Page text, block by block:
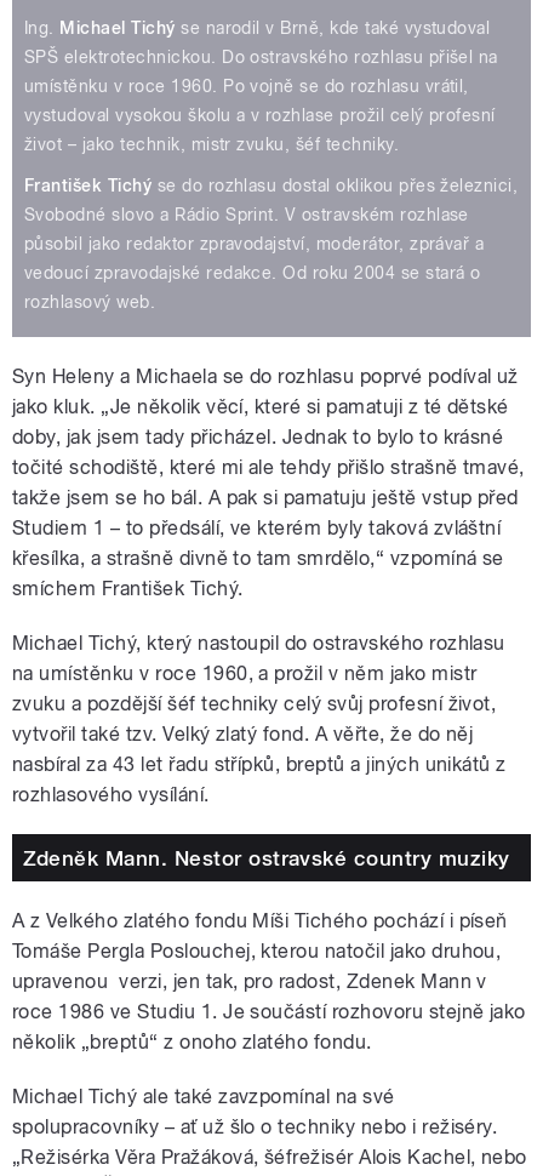
Ing. Michael Tichý se narodil v Brně, kde také vystudoval
SPŠ elektrotechnickou. Do ostravského rozhlasu přišel na
umístěnku v roce 1960. Po vojně se do rozhlasu vrátil,
vystudoval vysokou školu a v rozhlase prožil celý profesní
život – jako technik, mistr zvuku, šéf techniky.
František Tichý se do rozhlasu dostal oklikou přes železnici,
Svobodné slovo a Rádio Sprint. V ostravském rozhlase
působil jako redaktor zpravodajství, moderátor, zprávař a
vedoucí zpravodajské redakce. Od roku 2004 se stará o
rozhlasový web.
Syn Heleny a Michaela se do rozhlasu poprvé podíval už
jako kluk. „Je několik věcí, které si pamatuji z té dětské
doby, jak jsem tady přicházel. Jednak to bylo to krásné
točité schodiště, které mi ale tehdy přišlo strašně tmavé,
takže jsem se ho bál. A pak si pamatuju ještě vstup před
Studiem 1 – to předsálí, ve kterém byly taková zvláštní
křesílka, a strašně divně to tam smrdělo,“ vzpomíná se
smíchem František Tichý.
Michael Tichý, který nastoupil do ostravského rozhlasu
na umístěnku v roce 1960, a prožil v něm jako mistr
zvuku a pozdější šéf techniky celý svůj profesní život,
vytvořil také tzv. Velký zlatý fond. A věřte, že do něj
nasbíral za 43 let řadu střípků, breptů a jiných unikátů z
rozhlasového vysílání.
Zdeněk Mann. Nestor ostravské country muziky
A z Velkého zlatého fondu Míši Tichého pochází i píseň
Tomáše Pergla Poslouchej, kterou natočil jako druhou,
upravenou verzi, jen tak, pro radost, Zdenek Mann v
roce 1986 ve Studiu 1. Je součástí rozhovoru stejně jako
několik „breptů“ z onoho zlatého fondu.
Michael Tichý ale také zavzpomínal na své
spolupracovníky – ať už šlo o techniky nebo i režiséry.
„Režisérka Věra Pražáková, šéfrežisér Alois Kachel, nebo